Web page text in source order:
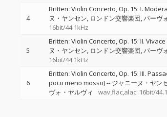
4
Britten: Violin Concerto, Op. 15: I.
ヌ・ヤンセン ロンドン交響楽団 パーヴ
16bit/44.1kHz
5
Britten: Violin Concerto, Op. 15: II.
ヌ・ヤンセン ロンドン交響楽団 パーヴ
16bit/44.1kHz
6
Britten: Violin Concerto, Op. 15: III.
poco meno mosso)-- ジャニーヌ・ヤン
ヴォ・ヤルヴィ
wav,flac,alac: 16bit/